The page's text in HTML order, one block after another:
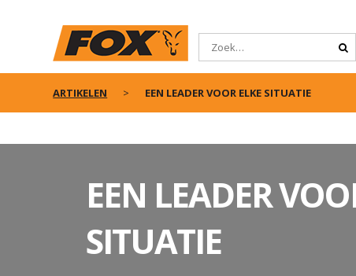
ARTIKELEN EEN LEADER VOOR ELKE SITUATIE
EEN LEADER
SITUATIE